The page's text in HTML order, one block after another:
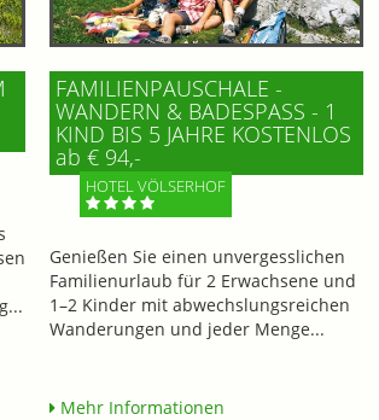
FAMILIENPAUSCHALE -
WANDERN & BADESPASS - 1 K
IND BIS 5 JAHRE KOSTENLOS
ab € 94,-
HOTEL VÖLSERHOF
Genießen Sie einen unvergesslichen
Familienurlaub für 2 Erwachsene und
1–2 Kinder mit abwechslungsreichen
Wanderungen und jeder Menge...
Mehr Informationen